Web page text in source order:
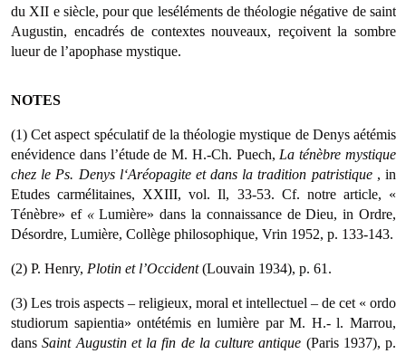
du XII e siècle, pour que leséléments de théologie négative de saint
Augustin, encadrés de contextes nouveaux, reçoivent la sombre
lueur de l’apophase mystique.
NOTES
(1) Cet aspect spéculatif de la théologie mystique de Denys aétémis
enévidence dans l’étude de M. H.-Ch. Puech, La ténèbre mystique
chez le Ps. Denys l‘Aréopagite et dans la tradition patristique , in
Etudes carmélitaines, XXIII, vol. Il, 33-53. Cf. notre article, «
Ténèbre» ef «Lumière» dans la connaissance de Dieu, in Ordre,
Désordre, Lumière, Collège philosophique, Vrin 1952, p. 133-143.
(2) P. Henry, Plotin et l’Occident(Louvain 1934), p. 61.
(3) Les trois aspects – religieux, moral et intellectuel – de cet « ordo
studiorum sapientia» ontétémis en lumière par M. H.- l. Marrou,
dansSaint Augustin et la fin de la culture antique (Paris 1937), p.